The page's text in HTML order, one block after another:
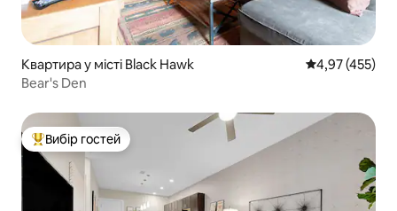
Квартира у місті Black Hawk Середня
4,97 (455)
Bear's Den
Топ вибір гостей
Вибір гостей